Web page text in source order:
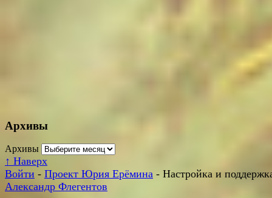
Архивы
Архивы
↑ Наверх
Войти - Проект Юрия Ерёмина - Настройка и
Александр Флегентов